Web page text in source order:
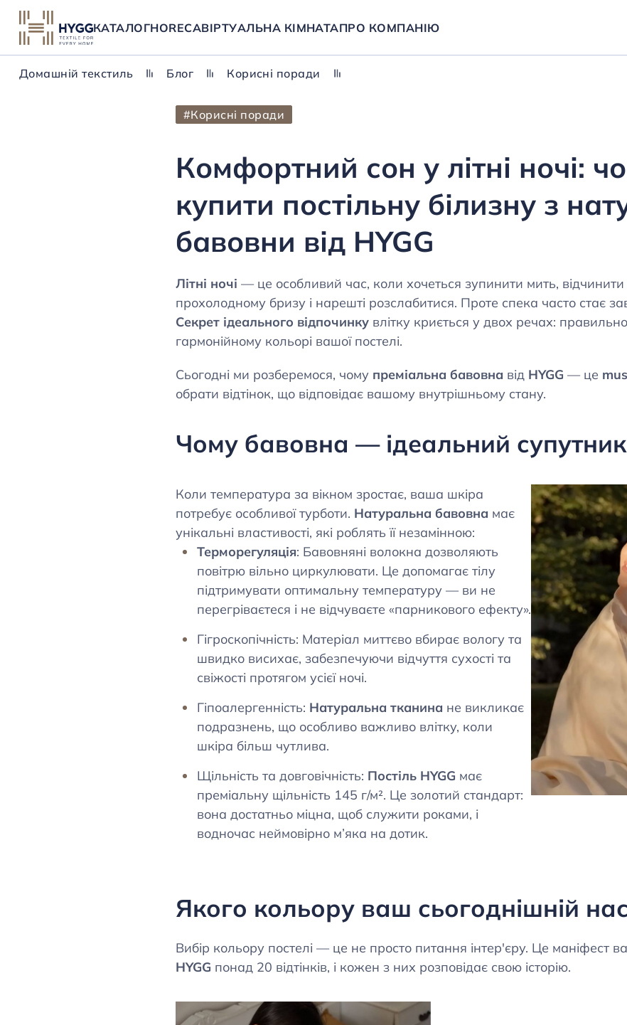
КАТАЛОГHORECAВІРТУАЛЬНА КІМНАТАПРО КОМПАНІЮ
Домашній текстиль Блог Корисні поради
#Корисні поради
Комфортний сон у літні ночі:
купити постільну білизну з
бавовни від HYGG
Літні ночі — це особливий час, коли хочеться зупинити мить, відчинити
прохолодному бризу і нарешті розслабитися. Проте спека часто стає
Секрет ідеального відпочинку влітку криється у двох речах:
гармонійному кольорі вашої постелі.
Сьогодні ми розберемося, чому преміальна бавовна від HYGG — це
обрати відтінок, що відповідає вашому внутрішньому стану.
Чому бавовна — ідеальний супутник
Коли температура за вікном зростає, ваша шкіра
потребує особливої турботи. Натуральна бавовна має
унікальні властивості, які роблять її незамінною:
Терморегуляція: Бавовняні волокна дозволяють
повітрю вільно циркулювати. Це допомагає тілу
підтримувати оптимальну температуру — ви не
перегріваєтеся і не відчуваєте «парникового ефекту».
Гігроскопічність: Матеріал миттєво вбирає вологу та
швидко висихає, забезпечуючи відчуття сухості та
свіжості протягом усієї ночі.
Гіпоалергенність: Натуральна тканина не викликає
подразнень, що особливо важливо влітку, коли
шкіра більш чутлива.
Щільність та довговічність: Постіль HYGG має
преміальну щільність 145 г/м². Це золотий стандарт:
вона достатньо міцна, щоб служити роками, і
водночас неймовірно м’яка на дотик.
Якого кольору ваш сьогоднішній
Вибір кольору постелі — це не просто питання інтер'єру. Це маніфест
HYGG понад 20 відтінків, і кожен з них розповідає свою історію.